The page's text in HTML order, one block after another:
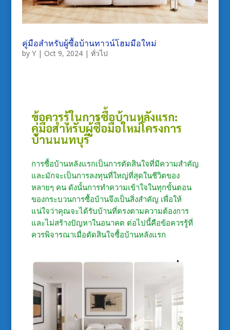
คู่มือสำหรับผู้ซื้อบ้านทาวน์โฮมมือใหม่
by Y| Oct 9, 2024| ทั่วไป
ข้อควรรู้ในการซื้อบ้านหลังแรก:
คู่มือสำหรับผู้ซื้อมือใหม่โครงการ
บ้านนนทบุรี
การซื้อบ้านหลังแรกเป็นการตัดสินใจที่มีความสำคัญ
และมักจะเป็นการลงทุนที่ใหญ่ที่สุดในชีวิตของ
หลายๆ คน ดังนั้นการทำความเข้าใจในทุกขั้นตอน
ของกระบวนการซื้อบ้านจึงเป็นสิ่งสำคัญ เพื่อให้
แน่ใจว่าคุณจะได้รับบ้านที่ตรงตามความต้องการ
และไม่สร้างปัญหาในอนาคต ต่อไปนี้คือข้อควรรู้ที่
ควรพิจารณาเมื่อตัดสินใจซื้อบ้านหลังแรก